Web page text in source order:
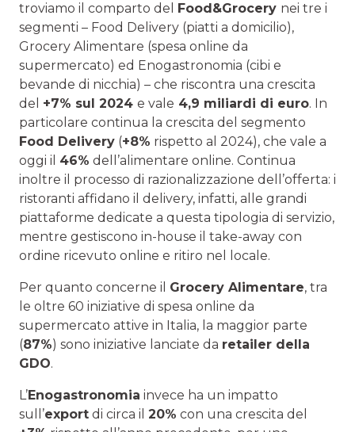
troviamo il comparto del
Food&Grocery nei tre i
segmenti – Food Delivery (piatti a domicilio),
Grocery Alimentare (spesa online da
supermercato) ed Enogastronomia (cibi e
bevande di nicchia) – che riscontra una crescita
del +7% sul 2024 e vale 4,9 miliardi di euro. In
particolare continua la crescita del segmento
Food Delivery (+8% rispetto al 2024), che vale a
oggi il 46% dell’alimentare online. Continua
inoltre il processo di razionalizzazione dell’offerta: i
ristoranti affidano il delivery, infatti, alle grandi
piattaforme dedicate a questa tipologia di servizio,
mentre gestiscono in-house il take-away con
ordine ricevuto online e ritiro nel locale.
Per quanto concerne il Grocery Alimentare, tra
le oltre 60 iniziative di spesa online da
supermercato attive in Italia, la maggior parte
(87%) sono iniziative lanciate da retailer della
GDO.
L’Enogastronomia invece ha un impatto
sull’export di circa il 20% con una crescita del